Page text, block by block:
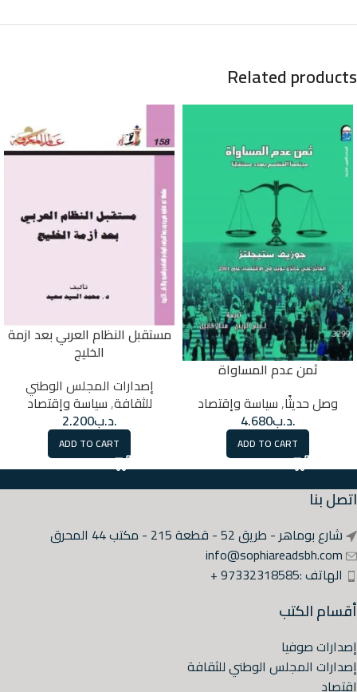
Related products
ثمن عدم المساواة
وصل حديثًا,سياسة وإقتصاد
.د.ب4.680
ADD TO CART
مستقبل النظام العربي بعد ازمة
الخليج
إصدارات المجلس الوطني
للثقافة,سياسة وإقتصاد
.د.ب2.200
ADD TO CART
اتصل بنا
شارع بوماهر - طريق 52 - قطعة 215 - مكتب 44 المحرق
info@sophiareadsbh.com
الهاتف :97332318585 +
أقسام الكتب
إصدارات صوفيا
إصدارات المجلس الوطني للثقافة
اقتصاد